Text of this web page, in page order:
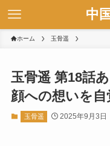
中
ホーム 玉骨遥
玉骨遥 第18話
顔への想いを自
玉骨遥 2025年9月3日